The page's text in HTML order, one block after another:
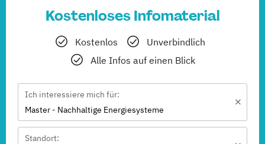
Kostenloses Infomaterial
Kostenlos
Unverbindlich
Alle Infos auf einen Blick
Ich interessiere mich für:
Master - Nachhaltige Energiesysteme
Standort: